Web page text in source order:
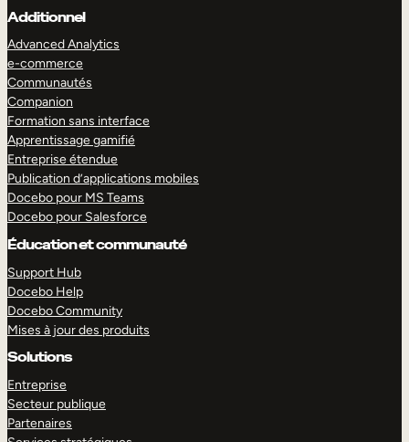
Additionnel
Advanced Analytics
e-commerce
Communautés
Companion
Formation sans interface
Apprentissage gamifié
Entreprise étendue
Publication d’applications mobiles
Docebo pour MS Teams
Docebo pour Salesforce
Éducation et communauté
Support Hub
Docebo Help
Docebo Community
Mises à jour des produits
Solutions
Entreprise
Secteur publique
Partenaires